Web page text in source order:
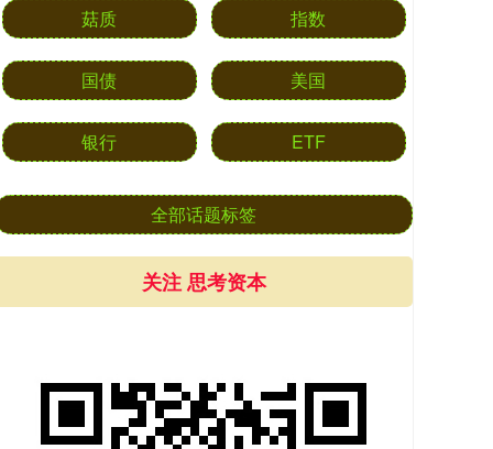
菇质 指数
国债 美国
银行 ETF
全部话题标签
关注 思考资本